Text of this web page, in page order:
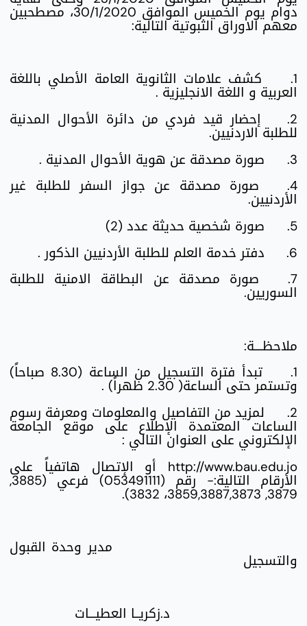
دوام يوم الخميس الموافق 30/1/2020، مصطحبين
معهم الاوراق الثبوتية التالية:
1. كشف علامات الثانوية العامة الأصلي باللغة
العربية و اللغة الانجليزية .
2.
إحضار قيد فردي من دائرة الأحوال المدنية
للطلبة الاردنيين.
3.
صورة مصدقة عن هوية الأحوال المدنية .
4.
صورة مصدقة عن جواز السفر للطلبة غير
الأردنيين.
5.
صورة شخصية حديثة عدد (2)
6.
دفتر خدمة العلم للطلبة الأردنيين الذكور .
7.
صورة مصدقة عن البطاقة الامنية للطلبة
السوريين.
ملاحظــــة:
1.
تبدأ فترة التسجيل من الساعة (8.30 صباحاً)
وتستمر حتى الساعة( 2.30 ظهراً) .
2.
لمزيد من التفاصيل والمعلومات ومعرفة رسوم
الساعات المعتمدة الإطلاع على موقع الجامعة
الإلكتروني على العنوان التالي :
http://www.bau.edu.jo أو الإتصال هاتفياً على
الأرقام التالية:- رقم (053491111) فرعي (3885,
3879, 3859,3887,3873، 3832).
مدير وحدة القبول
والتسجيل
د.زكريــا العطيـــات